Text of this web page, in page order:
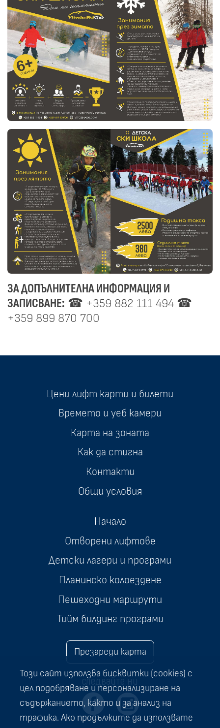
Този сайт използва бисквитки (cookies) с
цел подобряване и персонализиране на
съдържанието, както и за анализ на
трафика. Ако продължите да използвате
ЗА ДОПЪЛНИТЕЛНА ИНФОРМАЦИЯ И
ЗАПИСВАНЕ: ☎ +359 882 111 494 ☎
+359 899 870 700
Цени лифт карти и билети
Времето и уеб камери
Карта на зоната
Как да стигна
Контакти
Общи условия
Начало
Отворени лифтове
Детски лагери и програми
Планинско колоездене
Пешеходни маршрути
Тийм билдинг програми
Презареди карта
следвайте ни